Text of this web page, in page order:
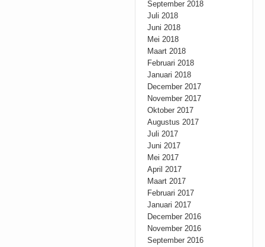
September 2018
Juli 2018
Juni 2018
Mei 2018
Maart 2018
Februari 2018
Januari 2018
December 2017
November 2017
Oktober 2017
Augustus 2017
Juli 2017
Juni 2017
Mei 2017
April 2017
Maart 2017
Februari 2017
Januari 2017
December 2016
November 2016
September 2016